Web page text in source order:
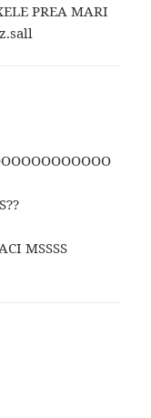
PREA MARI
MSSSS